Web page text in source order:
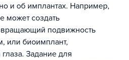
и об имплантах. Например,
может создать
подвижность
или биоимплант,
Задание для